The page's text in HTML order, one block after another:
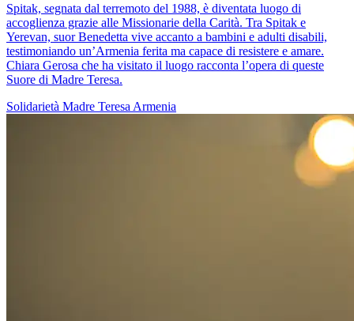
Spitak, segnata dal terremoto del 1988, è diventata luogo di
accoglienza grazie alle Missionarie della Carità. Tra Spitak e
Yerevan, suor Benedetta vive accanto a bambini e adulti disabili,
testimoniando un’Armenia ferita ma capace di resistere e amare.
Chiara Gerosa che ha visitato il luogo racconta l’opera di queste
Suore di Madre Teresa.
Solidarietà Madre Teresa Armenia